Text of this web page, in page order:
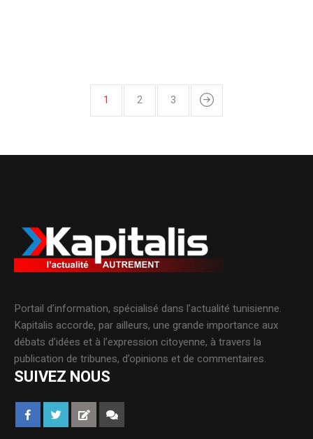
1 2 3
Portail d’information, spécialisé dans l’actualité tunisienne.
Kapitalis accorde, par ailleurs, une grande importance aux
débats d’idées et à l’expression citoyenne, à travers la
publication de tribunes, d’opinions et de commentaires.
SUIVEZ NOUS